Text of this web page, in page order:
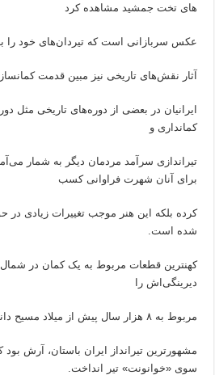
های تخت جمشید مشاهده کرد
عکس سربازانی است که تیردان‌‌های خود را
آثار نقش‌های تاریخی نیز مبین قدمت
ایرانیان در بعضی از دوره‌های تاریخی مثل
کمانداری و
تیراندازی سرآمد مردمان دیگر به شمار
برای آنان شهرت فراوانی‌ کسب
کرده بلکه این هنر موجب تغییرات زیادی در
شده است.
کهنترین قطعات مربوط به یک کمان در
دیرینگی‌اش را
مربوط به ۸ هزار سال پیش از میلاد مسیح دانسته‌اند.
مشهورترین تیرانداز ایران باستان، آرش
سوی «خوانونت» تیر انداخت.